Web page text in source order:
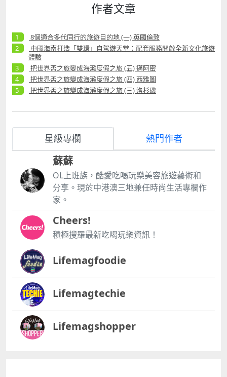
作者文章
8個適合多代同行的旅遊目的地 (一) 英國倫敦
中國海南打造「雙環」自駕遊天堂：配套服務開啟全新文化旅遊
體驗
把世界盃之旅變成海灘度假之旅 (五) 邁阿密
把世界盃之旅變成海灘度假之旅 (四) 西雅圖
把世界盃之旅變成海灘度假之旅 (三) 洛杉磯
星級專欄 熱門作者
蘇蘇
OL上班族，酷愛吃喝玩樂美容旅遊藝術和
分享。現於中港澳三地兼任時尚生活專欄作
家。
Cheers!
積極搜羅最新吃喝玩樂資訊！
Lifemagfoodie
Lifemagtechie
Lifemagshopper